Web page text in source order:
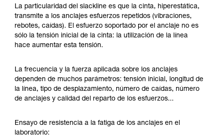
La particularidad del slackline es que la cinta, hiperestática,
transmite a los anclajes esfuerzos repetidos (vibraciones,
rebotes, caídas). El esfuerzo soportado por el anclaje no es
sólo la tensión inicial de la cinta: la utilización de la línea
hace aumentar esta tensión.
La frecuencia y la fuerza aplicada sobre los anclajes
dependen de muchos parámetros: tensión inicial, longitud de
la línea, tipo de desplazamiento, número de caídas, número
de anclajes y calidad del reparto de los esfuerzos...
Ensayo de resistencia a la fatiga de los anclajes en el
laboratorio: